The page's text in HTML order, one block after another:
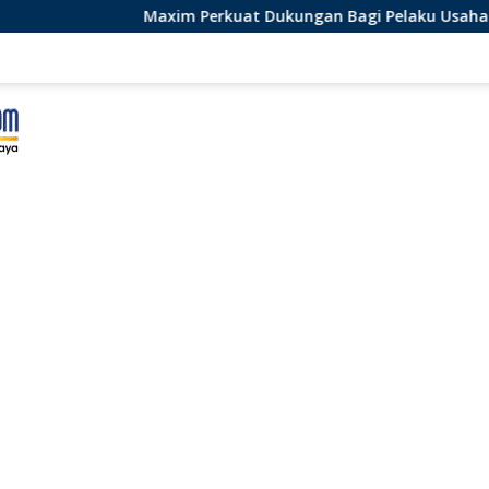
Dukungan Bagi Pelaku Usaha Lokal di Bengkulu dengan